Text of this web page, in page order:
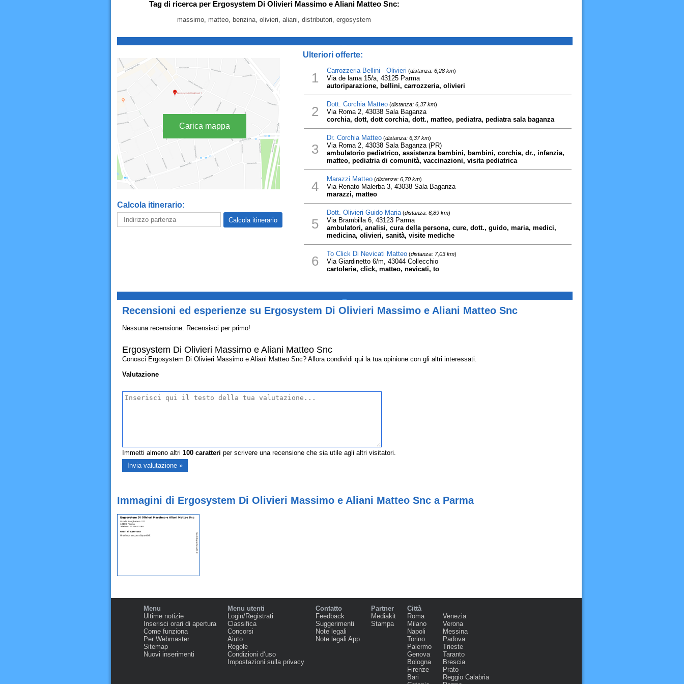
Tag di ricerca per Ergosystem Di Olivieri Massimo e Aliani Matteo Snc:
massimo, matteo, benzina, olivieri, aliani, distributori, ergosystem
Carica mappa
Calcola itinerario:
Ulteriori offerte:
1 Carrozzeria Bellini - Olivieri (distanza: 6,28 km)
Via de lama 15/a, 43125 Parma
autoriparazione, bellini, carrozzeria, olivieri
2 Dott. Corchia Matteo(distanza: 6,37 km)
Via Roma 2, 43038 Sala Baganza
corchia, dott, dott corchia, dott., matteo, pediatra, pediatra sala baganza
3
Dr. Corchia Matteo(distanza: 6,37 km)
Via Roma 2, 43038 Sala Baganza (PR)
ambulatorio pediatrico, assistenza bambini, bambini, corchia, dr., infanzia,
matteo, pediatria di comunità, vaccinazioni, visita pediatrica
4 Marazzi Matteo(distanza: 6,70 km)
Via Renato Malerba 3, 43038 Sala Baganza
marazzi, matteo
5
Dott. Olivieri Guido Maria(distanza: 6,89 km)
Via Brambilla 6, 43123 Parma
ambulatori, analisi, cura della persona, cure, dott., guido, maria, medici,
medicina, olivieri, sanità, visite mediche
6 To Click Di Nevicati Matteo(distanza: 7,03 km)
Via Giardinetto 6/m, 43044 Collecchio
cartolerie, click, matteo, nevicati, to
Recensioni ed esperienze su Ergosystem Di Olivieri Massimo e Aliani Matteo Snc
Nessuna recensione. Recensisci per primo!
Ergosystem Di Olivieri Massimo e Aliani Matteo Snc
Conosci Ergosystem Di Olivieri Massimo e Aliani Matteo Snc? Allora condividi qui la tua opinione con gli altri interessati.
Valutazione
Immetti almeno altri 100caratteri per scrivere una recensione che sia utile agli altri visitatori.
Immagini di Ergosystem Di Olivieri Massimo e Aliani Matteo Snc a Parma
Menu
Ultime notizie
Inserisci orari di apertura
Come funziona
Per Webmaster
Sitemap
Nuovi inserimenti
Menu utenti
Login/Registrati
Classifica
Concorsi
Aiuto
Regole
Condizioni d‘uso
Impostazioni sulla privacy
Contatto
Feedback
Suggerimenti
Note legali
Note legali App
Partner
Mediakit
Stampa
Città
Roma
Milano
Napoli
Torino
Palermo
Genova
Bologna
Firenze
Bari
Venezia
Verona
Messina
Padova
Trieste
Taranto
Brescia
Prato
Reggio Calabria